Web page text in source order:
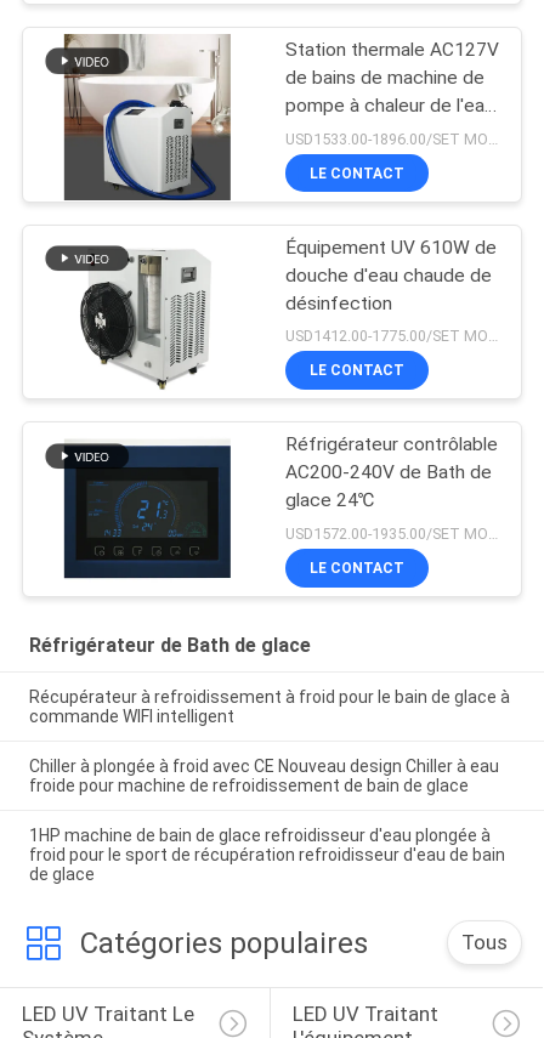
Station thermale AC127V
de bains de machine de
pompe à chaleur de l'eau
de repêchage de sport
LE CONTACT
Équipement UV 610W de
douche d'eau chaude de
désinfection
USD1412.00-1775.00/SET MOQ:1SET
LE CONTACT
Réfrigérateur contrôlable
AC200-240V de Bath de
glace 24℃
USD1572.00-1935.00/SET MOQ:1SET
LE CONTACT
Réfrigérateur de Bath de glace
Récupérateur à refroidissement à froid pour le bain de glace à
commande WIFI intelligent
Chiller à plongée à froid avec CE Nouveau design Chiller à eau
froide pour machine de refroidissement de bain de glace
1HP machine de bain de glace refroidisseur d'eau plongée à
froid pour le sport de récupération refroidisseur d'eau de bain
de glace
Catégories populaires Tous
LED UV Traitant Le
LED UV Traitant